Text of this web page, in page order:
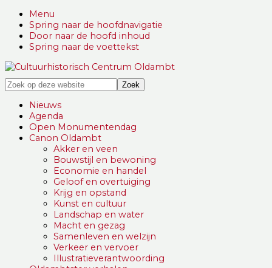
Menu
Spring naar de hoofdnavigatie
Door naar de hoofd inhoud
Spring naar de voettekst
Zonder
verleden
geen
toekomst
Zoek
op
deze
website
Nieuws
Agenda
Open Monumentendag
Canon Oldambt
Akker en veen
Bouwstijl en bewoning
Economie en handel
Geloof en overtuiging
Krijg en opstand
Kunst en cultuur
Landschap en water
Macht en gezag
Samenleven en welzijn
Verkeer en vervoer
Illustratieverantwoording